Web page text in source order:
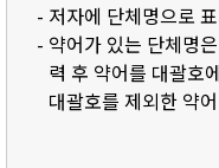
- 저자에 단체명으로
- 약어가 있는 단체명
력 후 약어를 대괄호
대괄호를 제외한 약